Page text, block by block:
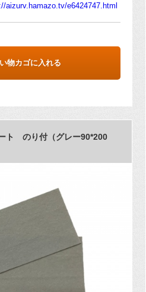
aizurv.hamazo.tv/e6424747.html
物カゴに入れる
ト のり付（グレー90*200